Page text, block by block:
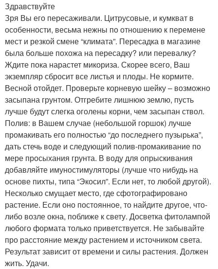
Здравствуйте
Зря Вы его пересаживали. Цитрусовые, и кумкват в
особенности, весьма нежны по отношению к перемене
мест и резкой смене “климата”. Пересадка в магазине
была больше похожа на пересадку? или перевалку?
Ждите пока нарастет микориза. Скорее всего, Ваш
экземпляр сбросит все листья и плоды. Не кормите.
Весной отойдет. Проверьте корневую шейку – возможно
засыпана грунтом. Отгребите лишнюю землю, пусть
лучше будут слегка оголены корни, чем засыпан ствол.
Полив: в Вашем случае (небольшой горшок) лучше
промакивать его полностью “до последнего пузырька”,
дать стечь воде и следующий полив-промакивание по
мере просыхания грунта. В воду для опрыскивания
добавляйте имуностимуляторы (лучше что нибудь на
основе пихты, типа “Экосил”. Если нет, то любой другой).
Несколько смущает место, где сфотографировано
растение. Если оно постоянное, то найдите другое, что-
либо возле окна, поближе к свету. Досветка фитолампой
любого формата только приветствуется. Не забывайте
про расстояние между растением и источником света.
Результат зависит от времени и силы растения. Должен
жить. Удачи.